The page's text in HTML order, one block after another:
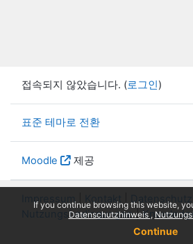
If you continue browsing this website,
Datenschutzhinweis
Continue
접속되지 않았습니다. (로그인)
표준 테마로 전환
Moodle 제공
Impressum Kontakt
Nutzungsbedingungen|